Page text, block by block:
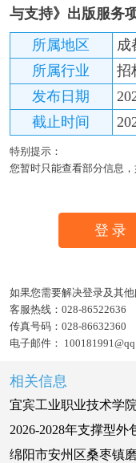
内江市
乐山市 自
达州市
资阳市 眉
与支持》出版服务
所属地区
成
所属行业
招
发布日期
截止时间
特别提示：
您暂时只能查看部分信息
登录
如果您需要解决登录及其
客服热线： 028-86522636
传真号码： 028-86632360
电子邮件：
相关信息
宜宾工业职业技术学
2026-2028年支撑型